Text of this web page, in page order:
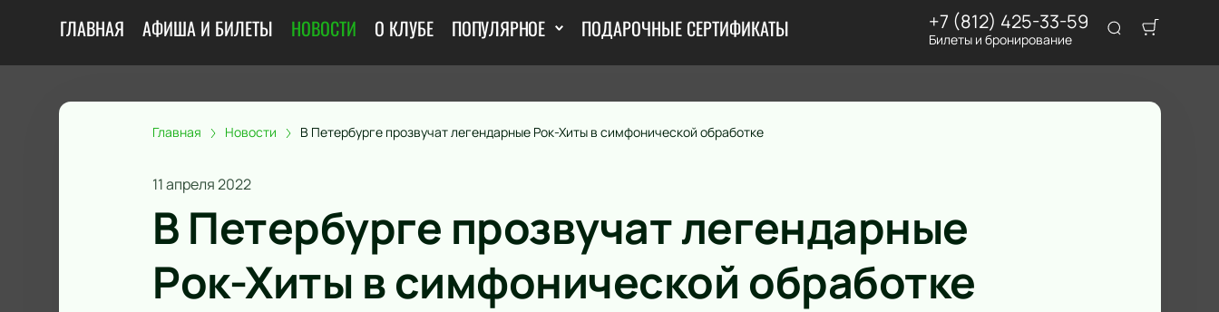
ГЛАВНАЯ АФИША И БИЛЕТЫ НОВОСТИ О КЛУБЕ ПОПУЛЯРНОЕ ПОДАРОЧНЫЕ СЕРТИФИКАТЫ +7 (812) 425-33-59
Билеты и бронирование
Главная Новости В Петербурге прозвучат легендарные Рок-Хиты в симфонической обработке
11 апреля 2022
В Петербурге прозвучат легендарные
Рок-Хиты в симфонической обработке